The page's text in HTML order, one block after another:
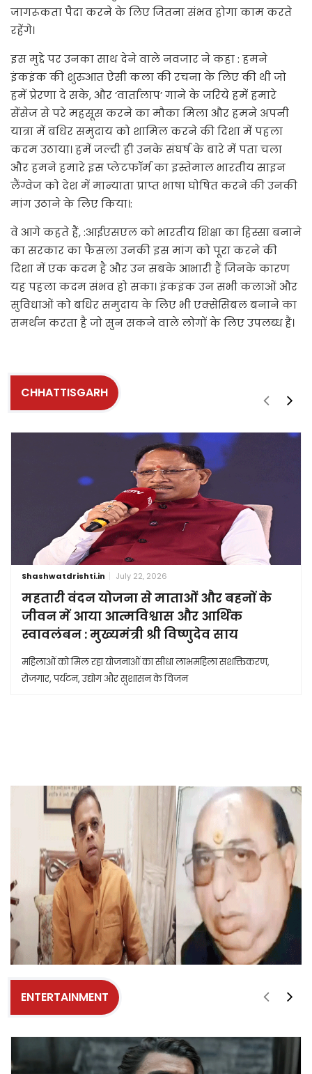
जागरूकता पैदा करने के लिए जितना संभव होगा काम करते
रहेंगे।
इस मुद्दे पर उनका साथ देने वाले नवजार ने कहा : हमने
इंकइंक की शुरुआत ऐसी कला की रचना के लिए की थी जो
हमें प्रेरणा दे सके, और ‘वार्तालाप’ गाने के जरिये हमें हमारे
सेंसेज से परे महसूस करने का मौका मिला और हमने अपनी
यात्रा में बधिर समुदाय को शामिल करने की दिशा में पहला
कदम उठाया। हमें जल्दी ही उनके संघर्ष के बारे में पता चला
और हमने हमारे इस प्लेटफॉर्म का इस्तेमाल भारतीय साइन
लैंग्वेज को देश में मान्याता प्राप्त भाषा घोषित करने की उनकी
मांग उठाने के लिए किया।:
वे आगे कहते हैं, :आईएसएल को भारतीय शिक्षा का हिस्सा बनाने
का सरकार का फैसला उनकी इस मांग को पूरा करने की
दिशा में एक कदम है और उन सबके आभारी हैं जिनके कारण
यह पहला कदम संभव हो सका। इंकइंक उन सभी कलाओं और
सुविधाओं को बधिर समुदाय के लिए भी एक्सेसिबल बनाने का
समर्थन करता है जो सुन सकने वाले लोगों के लिए उपलब्ध हैं।
CHHATTISGARH
Shashwatdrishti.in July 22, 2026
महतारी वंदन योजना से माताओं और बहनों के
जीवन में आया आत्मविश्वास और आर्थिक
स्वावलंबन : मुख्यमंत्री श्री विष्णुदेव साय
महिलाओं को मिल रहा योजनाओं का सीधा लाभमहिला सशक्तिकरण,
रोजगार, पर्यटन, उद्योग और सुशासन के विजन
ENTERTAINMENT